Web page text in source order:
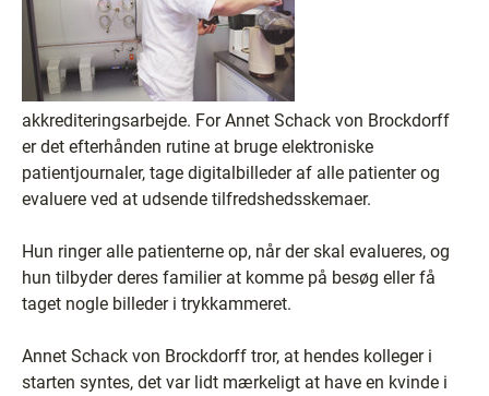
akkrediteringsarbejde. For Annet Schack von Brockdorff
er det efterhånden rutine at bruge elektroniske
patientjournaler, tage digitalbilleder af alle patienter og
evaluere ved at udsende tilfredshedsskemaer.
Hun ringer alle patienterne op, når der skal evalueres, og
hun tilbyder deres familier at komme på besøg eller få
taget nogle billeder i trykkammeret.
Annet Schack von Brockdorff tror, at hendes kolleger i
starten syntes, det var lidt mærkeligt at have en kvinde i